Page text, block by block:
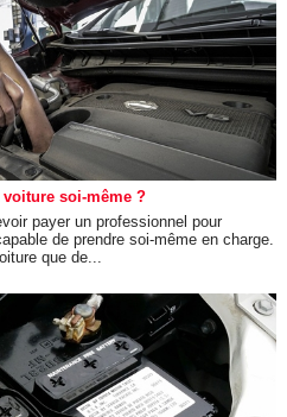
soi-même ?
payer un professionnel pour
de prendre soi-même en charge.
que de...